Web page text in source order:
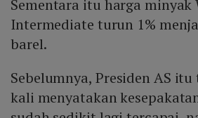
Sementara itu harga minyak
Intermediate turun 1%
barel.
Sebelumnya, Presiden AS
kali menyatakan